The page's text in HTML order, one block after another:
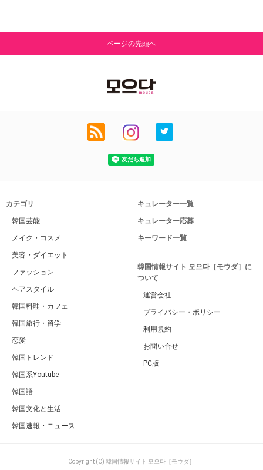
ページの先頭へ
カテゴリ
韓国芸能
メイク・コスメ
美容・ダイエット
ファッション
ヘアスタイル
韓国料理・カフェ
韓国旅行・留学
恋愛
韓国トレンド
韓国系Youtube
韓国語
韓国文化と生活
韓国速報・ニュース
キュレーター一覧
キュレーター応募
キーワード一覧
韓国情報サイト 모으다［モウダ］に
ついて
運営会社
プライバシー・ポリシー
利用規約
お問い合せ
PC版
Copyright (C) 韓国情報サイト 모으다［モウダ］